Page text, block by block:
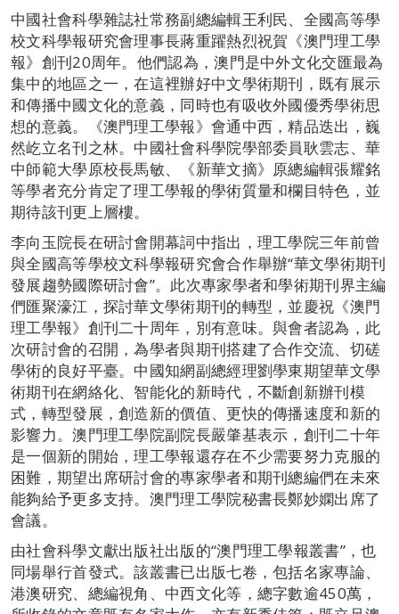
中國社會科學雜誌社常務副總編輯王利民、全國高等學
校文科學報研究會理事長蔣重躍熱烈祝賀《澳門理工學
報》創刊20周年。他們認為，澳門是中外文化交匯最為
集中的地區之一，在這裡辦好中文學術期刊，既有展示
和傳播中國文化的意義，同時也有吸收外國優秀學術思
想的意義。《澳門理工學報》會通中西，精品迭出，巍
然屹立名刊之林。中國社會科學院學部委員耿雲志、華
中師範大學原校長馬敏、《新華文摘》原總編輯張耀銘
等學者充分肯定了理工學報的學術質量和欄目特色，並
期待該刊更上層樓。
李向玉院長在研討會開幕詞中指出，理工學院三年前曾
與全國高等學校文科學報研究會合作舉辦“華文學術期刊
發展趨勢國際研討會”。此次專家學者和學術期刊界主編
們匯聚濠江，探討華文學術期刊的轉型，並慶祝《澳門
理工學報》創刊二十周年，別有意味。與會者認為，此
次研討會的召開，為學者與期刊搭建了合作交流、切磋
學術的良好平臺。中國知網副總經理劉學東期望華文學
術期刊在網絡化、智能化的新時代，不斷創新辦刊模
式，轉型發展，創造新的價值、更快的傳播速度和新的
影響力。澳門理工學院副院長嚴肇基表示，創刊二十年
是一個新的開始，理工學報還存在不少需要努力克服的
困難，期望出席研討會的專家學者和期刊總編們在未來
能夠給予更多支持。澳門理工學院秘書長鄭妙嫻出席了
會議。
由社會科學文獻出版社出版的“澳門理工學報叢書”，也
同場舉行首發式。該叢書已出版七卷，包括名家專論、
港澳研究、總編視角、中西文化等，總字數逾450萬，